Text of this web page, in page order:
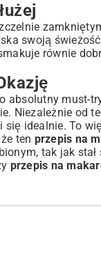
swoją
równie
absolutny must-
Niezależnie od
idealnie. To
ten przepis na
tak jak
przepis na